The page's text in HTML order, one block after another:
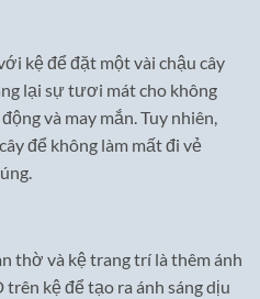
kệ để đặt một vài chậu cây
lại sự tươi mát cho không
và may mắn. Tuy nhiên,
để không làm mất đi vẻ
thờ và kệ trang trí là thêm ánh
trên kệ để tạo ra ánh sáng dịu